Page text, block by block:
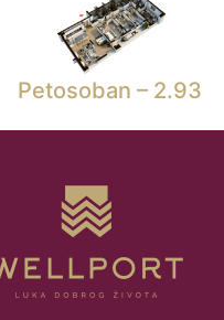
Petosoban – 2.93